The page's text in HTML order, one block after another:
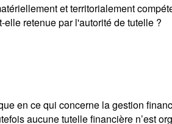
et territorialement
retenue par l'autorité de tutelle ?
en ce qui concerne la gestion
aucune tutelle financière n’est